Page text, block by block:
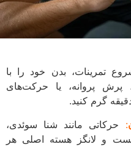
بدن خود را با
پروانه، یا حرکت‌های
مانند شنا سوئدی،
و لانگز هسته اصلی هر